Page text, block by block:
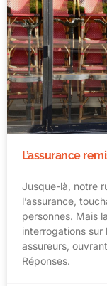
L’assurance
Jusque-là, notre
l’assurance,
personnes. Mais
interrogations sur
assureurs,
Réponses.